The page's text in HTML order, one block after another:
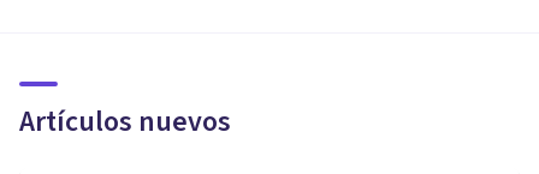
Artículos nuevos